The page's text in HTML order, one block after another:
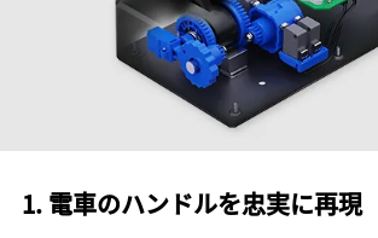
1. 電車のハンドルを忠実に再現